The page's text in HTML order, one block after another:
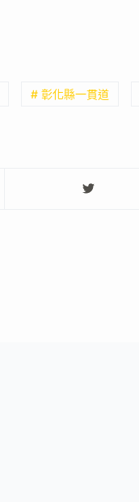
# 彰化縣一貫道